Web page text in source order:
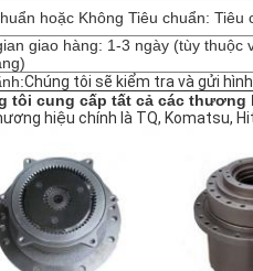
hoặc Không Tiêu chuẩn: Tiêu
giao hàng: 1-3 ngày (tùy thuộc
Chúng tôi sẽ kiểm tra và gửi
tôi cung cấp tất cả các thương
hiệu chính là TQ, Komatsu,